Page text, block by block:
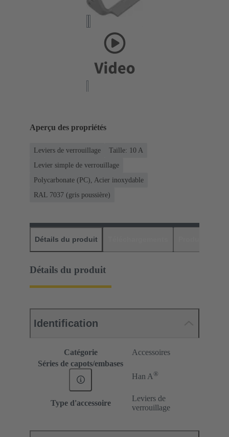
Aperçu des propriétés
Leviers de verrouillage
Taille: 10 A
Levier simple de verrouillage
Polycarbonate (PC), Acier inoxydable
RAL 7037 (gris poussière)
Détails du produit
Détails du produit
Identification
Catégorie
Accessoires
Séries de capots/embases
Han A®
Type d'accessoire
Leviers de
verrouillage